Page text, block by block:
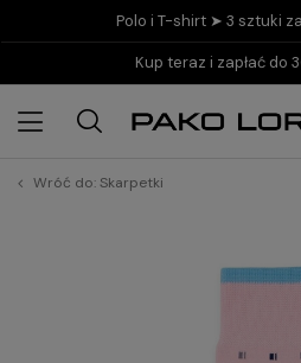
Polo i T-shirt ➤ 3 sztuki
Kup teraz i zapłać do
Wróć do:Skarpetki